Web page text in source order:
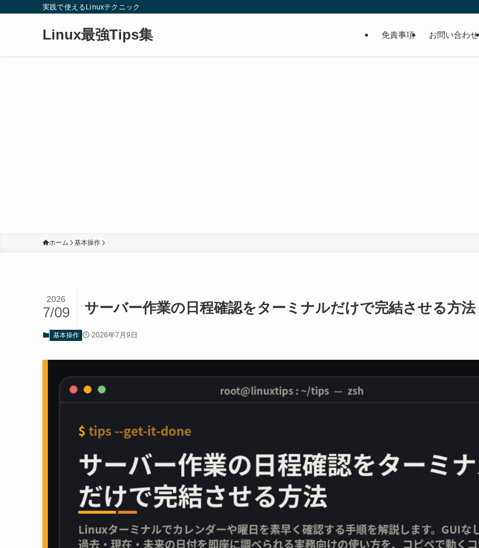
実践で使えるLinuxテクニック
Linux最強Tips集 免責事項 お問い合わせ
ホーム 基本操作
サーバー作業の日程確認をターミナルだけで完結させる方法
2026
7/09
基本操作 2026年7月9日